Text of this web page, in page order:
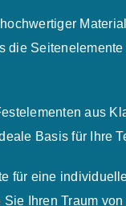
die
aus
Basis für Ihre
für eine
Ihren Traum